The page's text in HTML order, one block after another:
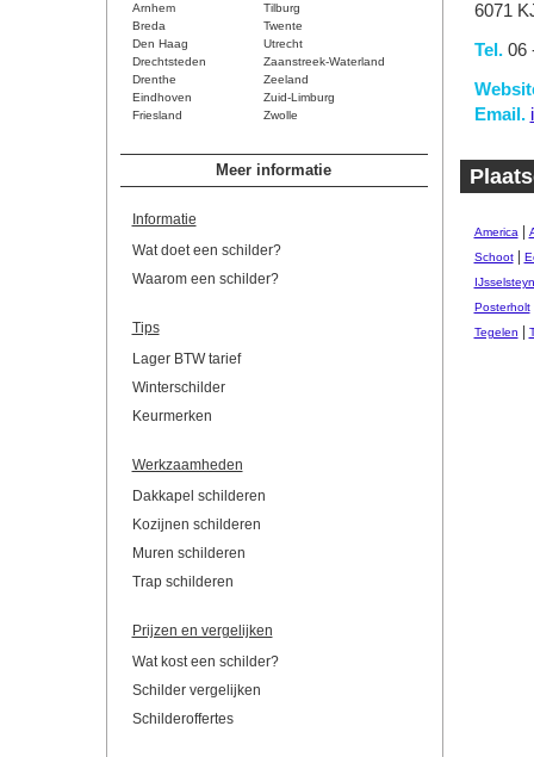
Arnhem
Tilburg
Breda
Twente
Den Haag
Utrecht
Drechtsteden
Zaanstreek-Waterland
Drenthe
Zeeland
Eindhoven
Zuid-Limburg
Friesland
Zwolle
Meer informatie
Informatie
Wat doet een schilder?
Waarom een schilder?
Tips
Lager BTW tarief
Winterschilder
Keurmerken
Werkzaamheden
Dakkapel schilderen
Kozijnen schilderen
Muren schilderen
Trap schilderen
Prijzen en vergelijken
Wat kost een schilder?
Schilder vergelijken
Schilderoffertes
6071
Tel.06
Email.
America|
Schoot|
Posterholt
Tegelen